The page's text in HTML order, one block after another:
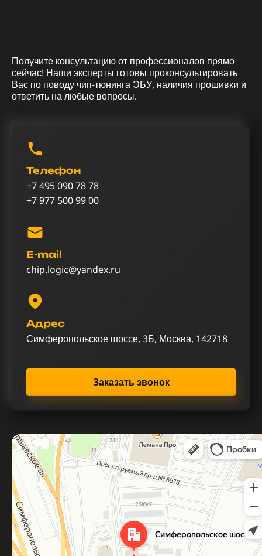
Получите консультацию от профессионалов прямо
сейчас! Наши эксперты готовы проконсультировать
Вас по поводу чип-тюнинга ЭБУ, наличия прошивки и
ответить на любые вопросы.
Телефон
+7 495 090 78 78
+7 977 500 99 00
E-mail
chip.logic@yandex.ru
Адрес
Симферопольское шоссе, 3Б, Москва, 142718
Заказать звонок